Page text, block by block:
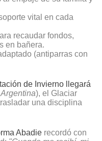
vital en cada
recaudar fondos,
en bañera.
(antiparras con
de Invierno llegará
), el Glaciar
una disciplina
Abadie recordó con